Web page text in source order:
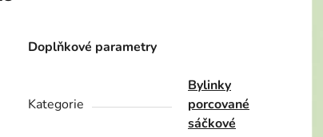
Doplňkové parametry
Kategorie
Bylinky
porcované
sáčkové